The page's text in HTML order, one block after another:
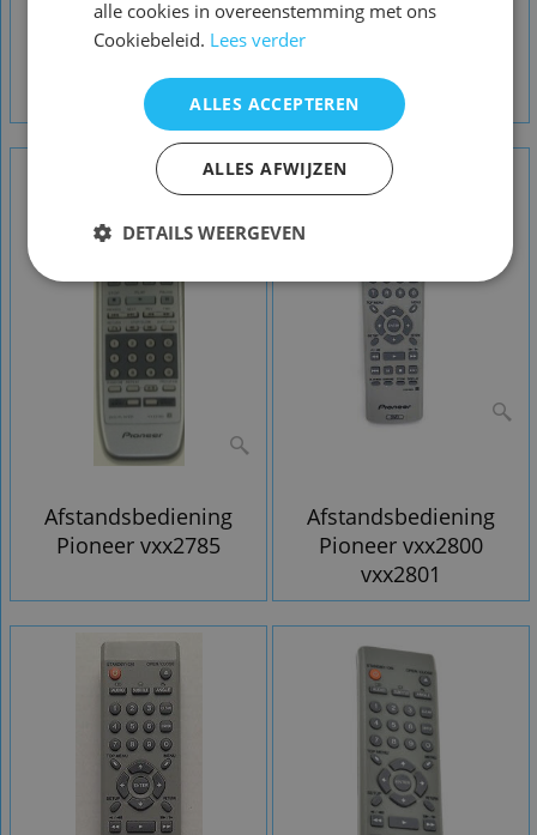
Afstandsbediening
bluray
dvd343
Afstandsbediening
Pioneer vxx2785
Afstandsbediening
Pioneer vxx2800
vxx2801
alle cookies in overeenstemming met ons
Cookiebeleid. Lees verder
ALLES ACCEPTEREN
ALLES AFWIJZEN
DETAILS WEERGEVEN